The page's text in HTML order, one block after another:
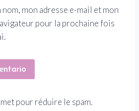
mon adresse e-mail et mon
pour la prochaine fois
pour réduire le spam.